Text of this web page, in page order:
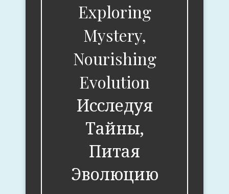
Exploring
Mystery,
Nourishing
Evolution
Исследуя
Тайны,
Питая
Эволюцию